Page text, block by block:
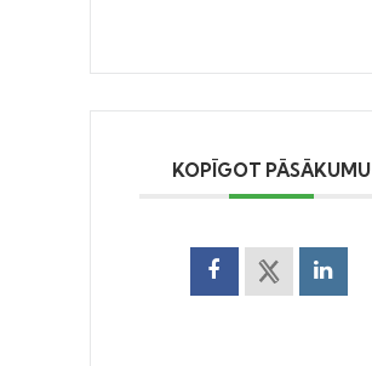
KOPĪGOT PĀSĀKUMU